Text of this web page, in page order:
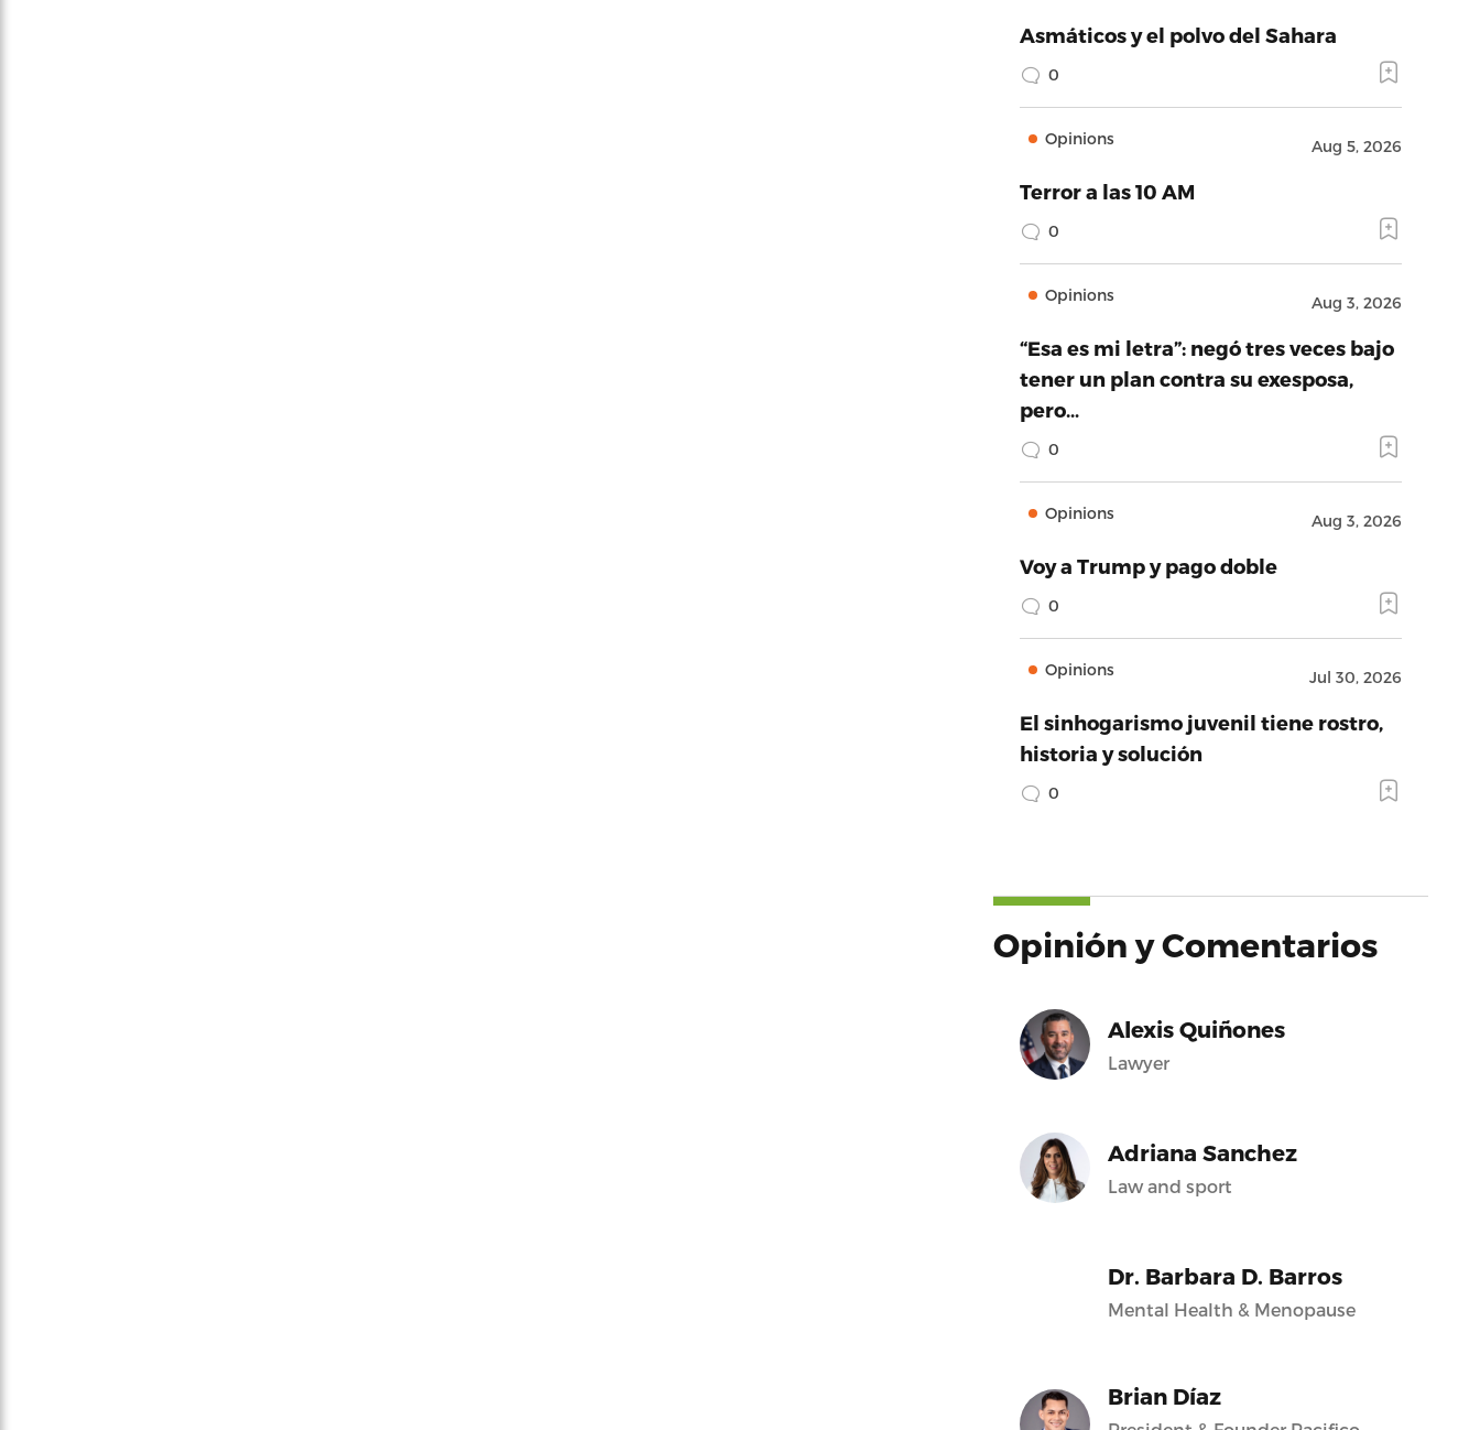
Asmáticos y el polvo del Sahara
0
Opinions Aug 5, 2026
Terror a las 10 AM
0
Opinions Aug 3, 2026
“Esa es mi letra”: negó tres veces bajo
tener un plan contra su exesposa,
pero…
0
Opinions Aug 3, 2026
Voy a Trump y pago doble
0
Opinions Jul 30, 2026
El sinhogarismo juvenil tiene rostro,
historia y solución
0
Opinión y Comentarios
Alexis Quiñones
Lawyer
Adriana Sanchez
Law and sport
Dr. Barbara D. Barros
Mental Health & Menopause
Brian Díaz